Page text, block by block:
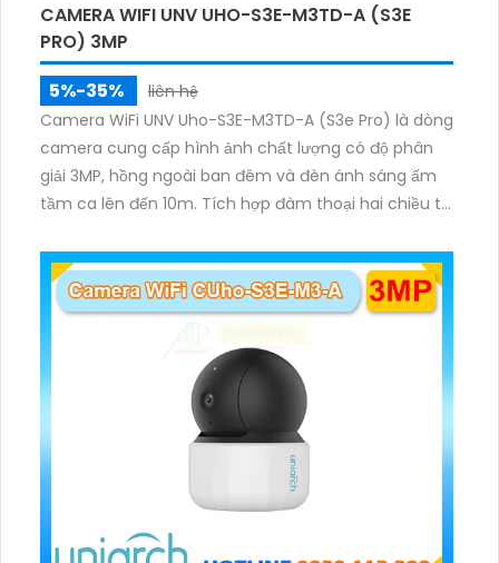
CAMERA WIFI UNV UHO-S3E-M3TD-A (S3E
PRO) 3MP
5%-35%
liên hệ
Camera WiFi UNV Uho-S3E-M3TD-A (S3e Pro) là dòng
camera cung cấp hình ảnh chất lượng có độ phân
giải 3MP, hồng ngoài ban đêm và đèn ánh sáng ấm
tầm ca lên đến 10m. Tích hợp đàm thoại hai chiều to